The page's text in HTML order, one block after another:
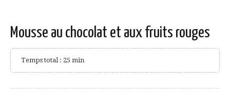
Mousse au chocolat et aux fruits rouges
Temps total : 25 min